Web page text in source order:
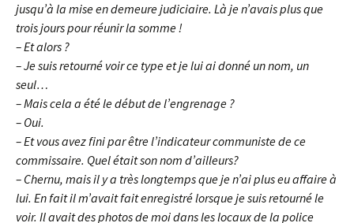
jusqu’à la mise en demeure judiciaire. Là je n’avais plus que
trois jours pour réunir la somme !
– Et alors ?
– Je suis retourné voir ce type et je lui ai donné un nom, un
seul…
– Mais cela a été le début de l’engrenage ?
– Oui.
– Et vous avez fini par être l’indicateur communiste de ce
commissaire. Quel était son nom d’ailleurs?
– Chernu, mais il y a très longtemps que je n’ai plus eu affaire à
lui. En fait il m’avait fait enregistré lorsque je suis retourné le
voir. Il avait des photos de moi dans les locaux de la police